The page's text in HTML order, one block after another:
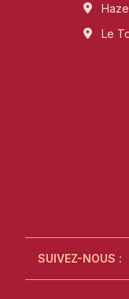
Le
SUIVEZ-NOUS :